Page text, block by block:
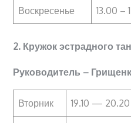
Воскресенье 13.00 –
2. Кружок эстрадного
Руководитель –
Вторник 19.10 — 20.20